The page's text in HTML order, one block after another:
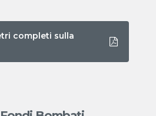
completi sulla